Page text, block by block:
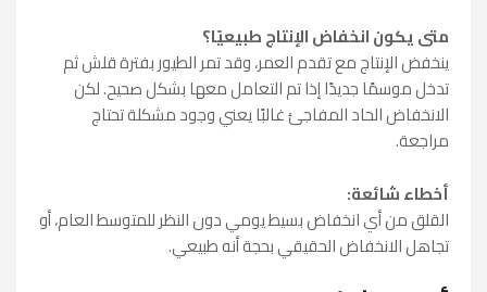
متى يكون انخفاض الإنتاج طبيعيًا؟
ينخفض الإنتاج مع تقدم العمر، وقد تمر الطيور بفترة قلش ثم
تدخل موسمًا جديدًا إذا تم التعامل معها بشكل صحيح. لكن
الانخفاض الحاد المفاجئ غالبًا يعني وجود مشكلة تحتاج
مراجعة.
أخطاء شائعة:
القلق من أي انخفاض بسيط يومي دون النظر للمتوسط العام، أو
تجاهل الانخفاض الحقيقي بحجة أنه طبيعي.